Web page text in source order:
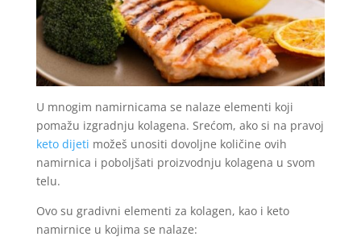
U mnogim namirnicama se nalaze elementi koji
pomažu izgradnju kolagena. Srećom, ako si na pravoj
keto dijeti možeš unositi dovoljne količine ovih
namirnica i poboljšati proizvodnju kolagena u svom
telu.
Ovo su gradivni elementi za kolagen, kao i keto
namirnice u kojima se nalaze: